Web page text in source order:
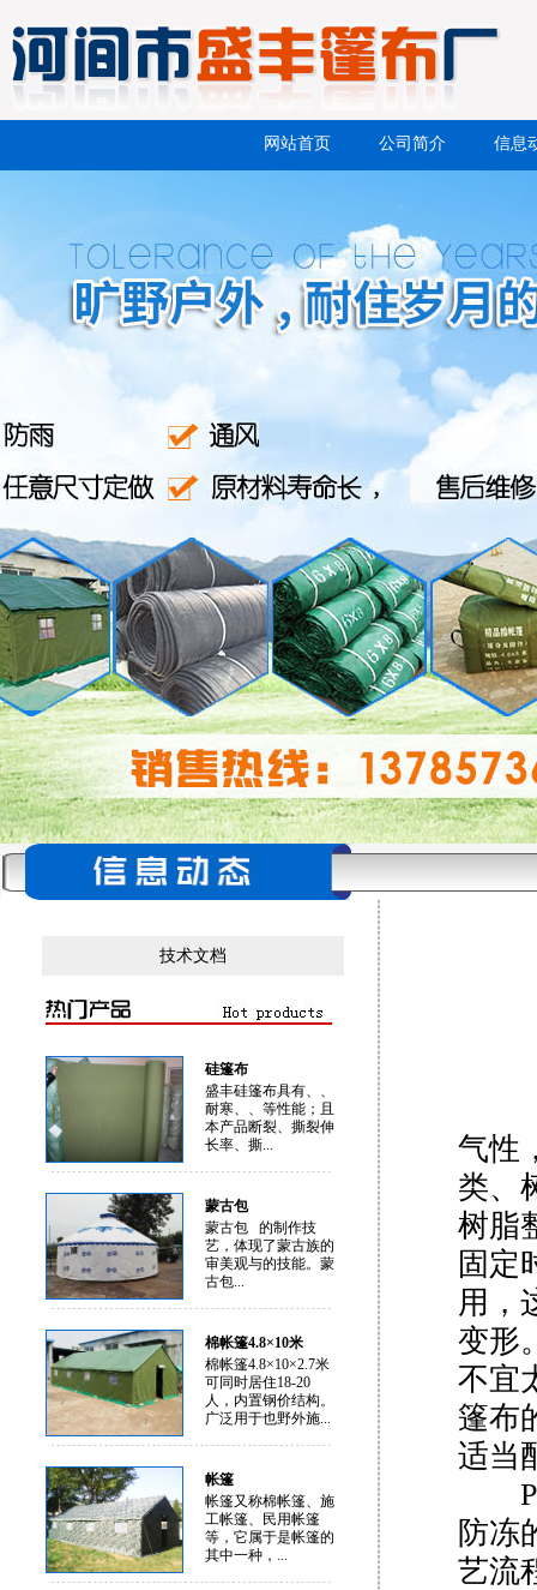
网站首页 公司简介 信息
技术文档
硅篷布
盛丰硅篷布具有、、
耐寒、、等性能；且
本产品断裂、撕裂伸
长率、撕...
蒙古包
蒙古包 的制作技
艺，体现了蒙古族的
审美观与的技能。蒙
古包...
棉帐篷4.8×10米
棉帐篷4.8×10×2.7米
可同时居住18-20
人，内置钢价结构。
广泛用于也野外施...
帐篷
帐篷又称棉帐篷、施
工帐篷、民用帐篷
等，它属于是帐篷的
其中一种，...
气性
类、
树脂
固定
用，
变形
不宜
篷布
适当
防冻
艺流